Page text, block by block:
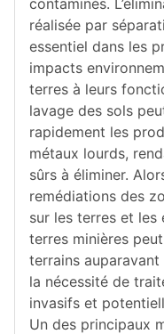
contaminés.
réalisée par
essentiel dans les
impacts
terres à leurs
lavage des sols
rapidement les
métaux lourds,
sûrs à éliminer.
remédiations des
sur les terres et les
terres minières
terrains
la nécessité de
invasifs et
Un des principaux